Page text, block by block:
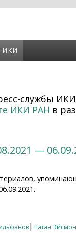
ИКИ
службы
ИКИ РАН в
—
| Натан